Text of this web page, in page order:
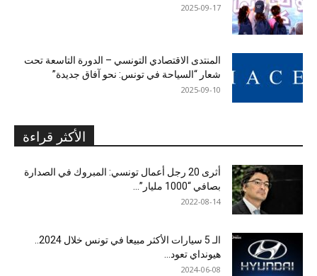
2025-09-17
المنتدى الاقتصادي التونسي – الدورة التاسعة تحت
شعار “السياحة في تونس: نحو آفاق جديدة”
2025-09-10
الأكثر قراءة
أثرى 20 رجل أعمال تونسي: المبروك في الصدارة
بصافي “1000 مليار”...
2022-08-14
هيونداي تعود...
2024-06-08